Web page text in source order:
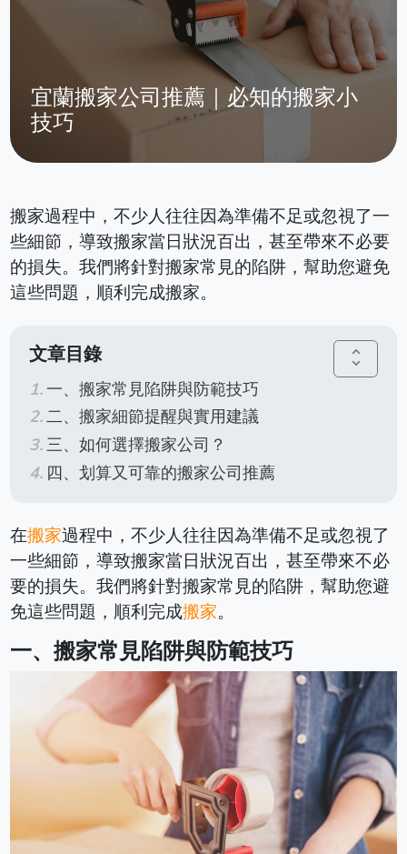
宜蘭搬家公司推薦｜必知的搬家小
技巧
搬家過程中，不少人往往因為準備不足或忽視了一
些細節，導致搬家當日狀況百出，甚至帶來不必要
的損失。我們將針對搬家常見的陷阱，幫助您避免
這些問題，順利完成搬家。
文章目錄 unfold_more
一、搬家常見陷阱與防範技巧
二、搬家細節提醒與實用建議
三、如何選擇搬家公司？
四、划算又可靠的搬家公司推薦
在搬家過程中，不少人往往因為準備不足或忽視了
一些細節，導致搬家當日狀況百出，甚至帶來不必
要的損失。我們將針對搬家常見的陷阱，幫助您避
免這些問題，順利完成搬家。
一、搬家常見陷阱與防範技巧